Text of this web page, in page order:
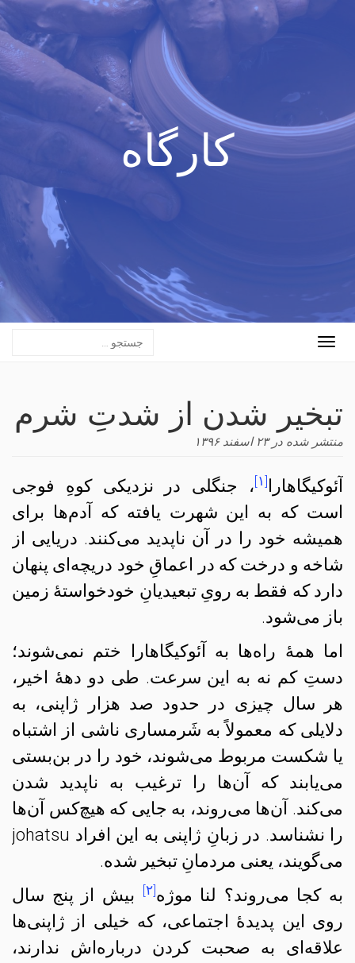
کارگاه
Toggle
تبخیر شدن از شدتِ شرم
منتشر شده در۲۳ اسفند ۱۳۹۶
آئوکیگاهارا‌ [۱]، جنگلی در نزدیکی کوهِ فوجی
است که به این شهرت یافته که آدم‌ها برای
همیشه خود را در آن ناپدید می‌کنند. دریایی از
شاخه و درخت که در اعماقِ خود دریچه‌ای پنهان
دارد که فقط به رویِ تبعیدیانِ خودخواستهٔ زمین
باز می‌شود.
اما همهٔ راه‌‌ها به آئوکیگاهارا‌ ختم نمی‌شوند؛
دستِ کم نه به این سرعت. طی دو دههٔ اخیر،
هر سال چیزی در حدود صد هزار ژاپنی، به
دلایلی که معمولاً به شَرمساری ناشی از اشتباه
یا شکست مربوط می‌شوند، خود را در بن‌بستی
می‌یابند که آن‌ها را ترغیب به ناپدید شدن
می‌کند. آن‌ها می‌روند، به جایی که هیچ‌کس آن‌ها
را نشناسد. در زبانِ ژاپنی به این افراد johatsu
می‌گویند، یعنی مردمانِ تبخیر شده.
به کجا می‌روند؟ لنا موژه[۲]
بیش از پنج سال
روی این پدیدهٔ اجتماعی، که خیلی از ژاپنی‌ها
علاقه‌ای به صحبت کردن درباره‌اش ندارند،